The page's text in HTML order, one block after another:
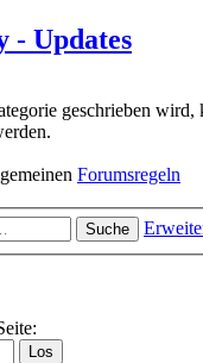
- Updates
geschrieben wird,
Forumsregeln
Suche